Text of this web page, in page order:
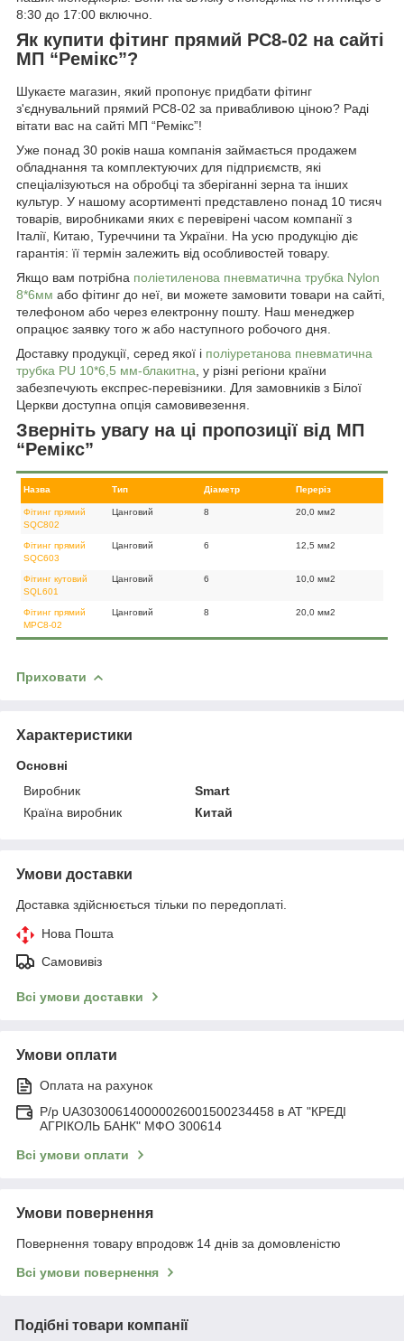
8:30 до 17:00 включно.
Як купити фітинг прямий PC8-02 на сайті
МП “Ремікс”?
Шукаєте магазин, який пропонує придбати фітинг
з'єднувальний прямий PC8-02 за привабливою ціною? Раді
вітати вас на сайті МП “Ремікс”!
Уже понад 30 років наша компанія займається продажем
обладнання та комплектуючих для підприємств, які
спеціалізуються на обробці та зберіганні зерна та інших
культур. У нашому асортименті представлено понад 10 тисяч
товарів, виробниками яких є перевірені часом компанії з
Італії, Китаю, Туреччини та України. На усю продукцію діє
гарантія: її термін залежить від особливостей товару.
Якщо вам потрібна поліетиленова пневматична трубка Nylon
8*6мм або фітинг до неї, ви можете замовити товари на сайті,
телефоном або через електронну пошту. Наш менеджер
опрацює заявку того ж або наступного робочого дня.
Доставку продукції, серед якої і поліуретанова пневматична
трубка PU 10*6,5 мм-блакитна , у різні регіони країни
забезпечують експрес-перевізники. Для замовників з Білої
Церкви доступна опція самовивезення.
Зверніть увагу на ці пропозиції від МП
“Ремікс”
Назва Тип Діаметр Переріз
Фітинг прямий
SQC802
Цанговий 8 20,0 мм2
Фітинг прямий
SQC603
Цанговий 6 12,5 мм2
Фітинг кутовий
SQL601
Цанговий 6 10,0 мм2
Фітинг прямий
MPC8-02
Цанговий 8 20,0 мм2
Приховати
Характеристики
Основні
Виробник
Smart
Країна виробник
Китай
Умови доставки
Доставка здійснюється тільки по передоплаті.
Нова Пошта
Самовивіз
Всі умови доставки
Умови оплати
Оплата на рахунок
Р/р UA303006140000026001500234458 в АТ "КРЕДІ
АГРІКОЛЬ БАНК" МФО 300614
Всі умови оплати
Умови повернення
Повернення товару впродовж 14 днів за домовленістю
Всі умови повернення
Подібні товари компанії